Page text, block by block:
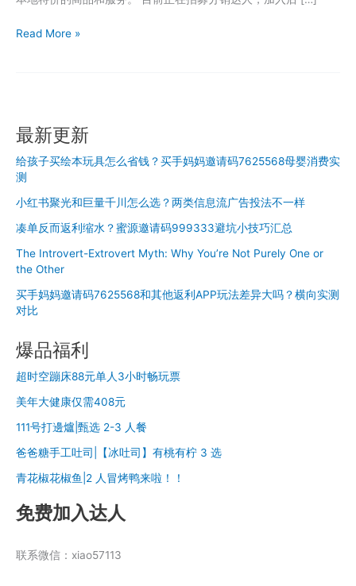
玩
做
分
销？
入
达
赚
佣
金
Read More »
最新更新
给孩子买绘本玩具怎么省钱？买手妈妈邀请码7625568母婴消费实
测
小红书聚光和巨量千川怎么选？两类信息流广告投法不一样
凑单反而返利缩水？蜜源邀请码999333避坑小技巧汇总
The Introvert-Extrovert Myth: Why You’re Not Purely One or
the Other
买手妈妈邀请码7625568和其他返利APP玩法差异大吗？横向实测
对比
爆品福利
超时空蹦床88元单人3小时畅玩票
美年大健康仅需408元
111号打邊爐|甄选 2-3 人餐
爸爸糖手工吐司|【冰吐司】有桃有柠 3 选
青花椒花椒鱼|2 人冒烤鸭来啦！！
免费加入达人
联系微信：xiao57113